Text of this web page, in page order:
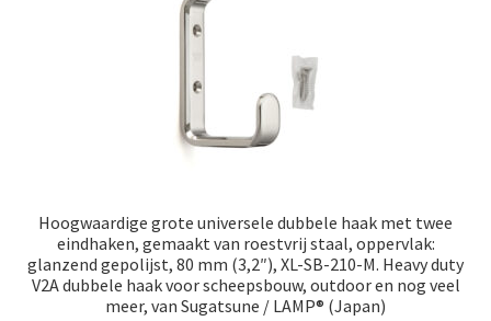
Hoogwaardige grote universele dubbele haak met twee
eindhaken, gemaakt van roestvrij staal, oppervlak:
glanzend gepolijst, 80 mm (3,2″), XL-SB-210-M. Heavy duty
V2A dubbele haak voor scheepsbouw, outdoor en nog veel
meer, van Sugatsune / LAMP® (Japan)